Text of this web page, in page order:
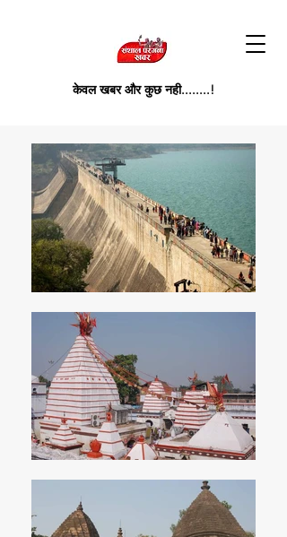
केवल खबर और कुछ नही........!